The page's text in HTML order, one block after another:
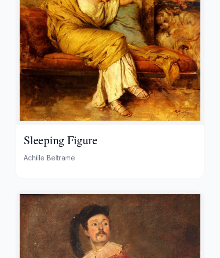
Sleeping Figure
Achille Beltrame